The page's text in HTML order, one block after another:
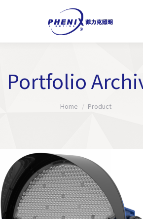
Portfolio
You are here:
Home Product